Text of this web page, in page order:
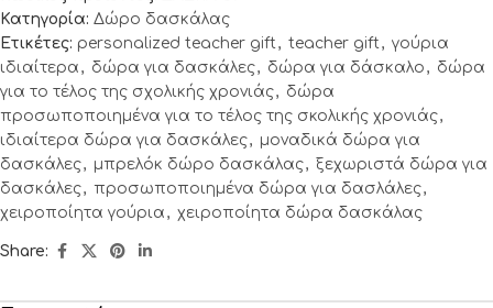
Κατηγορία: Δώρο δασκάλας
Ετικέτες: personalized teacher gift, teacher gift, γούρια
ιδιαίτερα , δώρα για δασκάλες, δώρα για δάσκαλο , δώρα
για το τέλος της σχολικής χρονιάς, δώρα
προσωποποιημένα για το τέλος της σκολικής χρονιάς,
ιδιαίτερα δώρα για δασκάλες, μοναδικά δώρα για
δασκάλες, μπρελόκ δώρο δασκάλας, ξεχωριστά δώρα για
δασκάλες, προσωποποιημένα δώρα για δασλάλες,
χειροποίητα γούρια , χειροποίητα δώρα δασκάλας
Share: